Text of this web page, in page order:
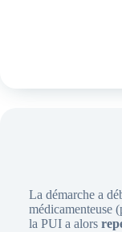
La démarche a
médicamenteuse
la PUI a alors